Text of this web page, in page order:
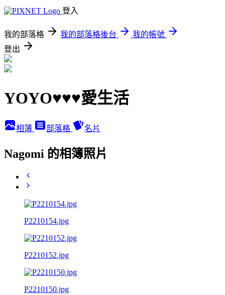
登入
我的部落格 我的部落格後台
我的帳號
登出
YOYO♥♥♥愛生活
相簿 部落格 名片
Nagomi 的相簿照片
P2210154.jpg
P2210152.jpg
P2210150.jpg